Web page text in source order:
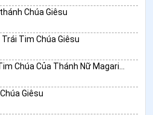
Chúa Giêsu
Trái Tim Chúa Giêsu
Giêsu